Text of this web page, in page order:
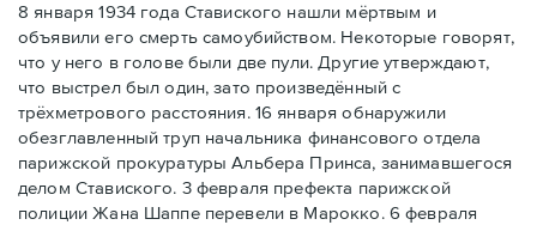
8 января 1934 года Ставиского нашли мёртвым и
объявили его смерть самоубийством. Некоторые говорят,
что у него в голове были две пули. Другие утверждают,
что выстрел был один, зато произведённый с
трёхметровoго расстояния. 16 января обнаружили
обезглавленный труп начальника финансового отдела
парижской прокуратуры Альбера Принса, занимавшегося
делом Cтавиского. 3 февраля префекта парижской
полиции Жана Шаппе перевели в Марокко. 6 февраля